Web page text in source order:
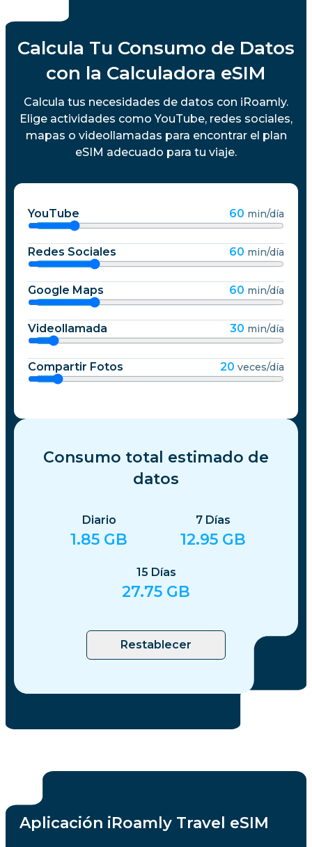
Calcula Tu Consumo de Datos
con la Calculadora eSIM
Calcula tus necesidades de datos con iRoamly.
Elige actividades como YouTube, redes sociales,
mapas o videollamadas para encontrar el plan
eSIM adecuado para tu viaje.
YouTube 60 min/día
Redes Sociales 60 min/día
Google Maps 60 min/día
Videollamada 30 min/día
Compartir Fotos 20 veces/día
Consumo total estimado de
datos
Diario
1.85 GB
7 Días
12.95 GB
15 Días
27.75 GB
Restablecer
Aplicación iRoamly Travel eSIM